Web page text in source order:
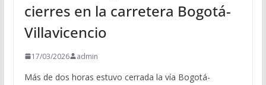
cierres en la carretera Bogotá-
Villavicencio
17/03/2026 admin
Más de dos horas estuvo cerrada la vía Bogotá-